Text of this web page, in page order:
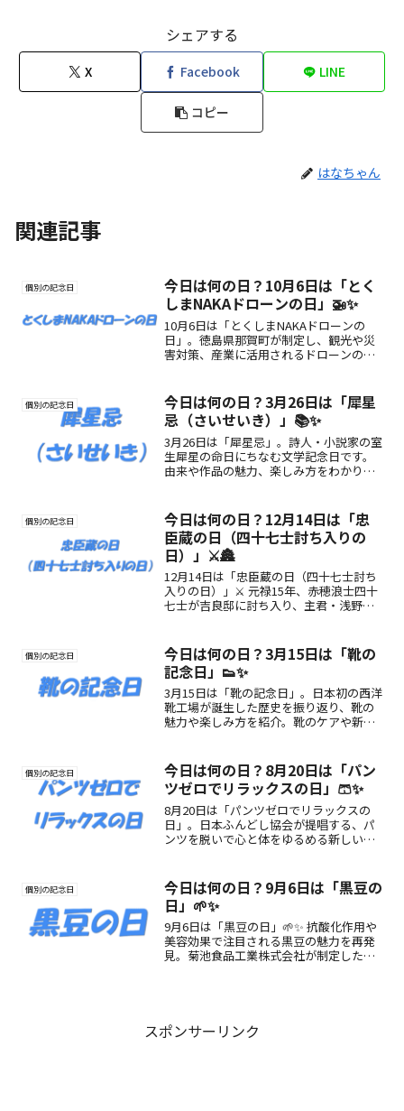
シェアする
X Facebook LINE
コピー
はなちゃん
関連記事
個別の記念日
今日は何の日？10月6日は「とく
しまNAKAドローンの日」🚁✨
10月6日は「とくしまNAKAドローンの
日」。徳島県那賀町が制定し、観光や災
害対策、産業に活用されるドローンの魅
個別の記念日
今日は何の日？3月26日は「犀星
忌（さいせいき）」📚✨
3月26日は「犀星忌」。詩人・小説家の室
生犀星の命日にちなむ文学記念日です。
由来や作品の魅力、楽しみ方をわかりや
個別の記念日
今日は何の日？12月14日は「忠
臣蔵の日（四十七士討ち入りの
日）」⚔️🏯
12月14日は「忠臣蔵の日（四十七士討ち
入りの日）」⚔️ 元禄15年、赤穂浪士四十
七士が吉良邸に討ち入り、主君・浅野内
個別の記念日
今日は何の日？3月15日は「靴の
記念日」👟✨
3月15日は「靴の記念日」。日本初の西洋
靴工場が誕生した歴史を振り返り、靴の
魅力や楽しみ方を紹介。靴のケアや新調
個別の記念日
今日は何の日？8月20日は「パン
ツゼロでリラックスの日」🩳✨
8月20日は「パンツゼロでリラックスの
日」。日本ふんどし協会が提唱する、パ
ンツを脱いで心と体をゆるめる新しいリ
個別の記念日
今日は何の日？9月6日は「黒豆の
日」🌱✨
9月6日は「黒豆の日」🌱✨ 抗酸化作用や
美容効果で注目される黒豆の魅力を再発
見。菊池食品工業株式会社が制定した、
スポンサーリンク